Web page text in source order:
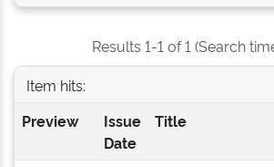
Results 1-1 of 1 (Search
Item hits:
Preview
Issue
Date
Title